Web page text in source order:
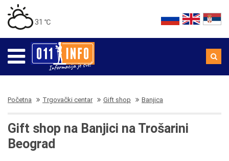
31 ℃
Početna Trgovački centar Gift shop Banjica
Gift shop na Banjici na Trošarini
Beograd